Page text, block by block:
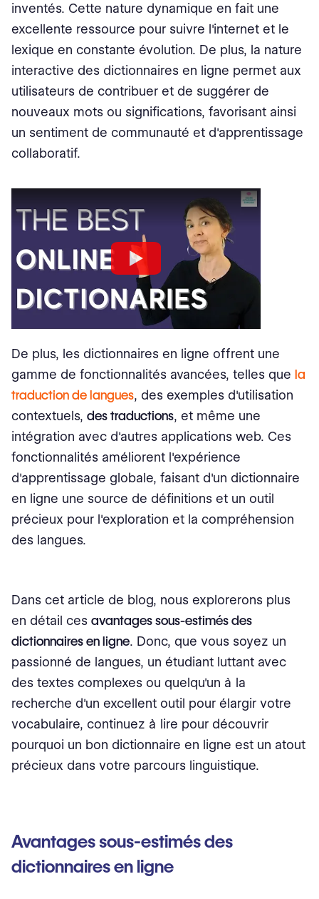
inventés. Cette nature dynamique en fait une
excellente ressource pour suivre l'internet et le
lexique en constante évolution. De plus, la nature
interactive des dictionnaires en ligne permet aux
utilisateurs de contribuer et de suggérer de
nouveaux mots ou significations, favorisant ainsi
un sentiment de communauté et d'apprentissage
collaboratif.
De plus, les dictionnaires en ligne offrent une
gamme de fonctionnalités avancées, telles que la
traduction de langues, des exemples d'utilisation
contextuels, des traductions, et même une
intégration avec d'autres applications web. Ces
fonctionnalités améliorent l'expérience
d'apprentissage globale, faisant d'un dictionnaire
en ligne une source de définitions et un outil
précieux pour l'exploration et la compréhension
des langues.
Dans cet article de blog, nous explorerons plus
en détail ces avantages sous-estimés des
dictionnaires en ligne. Donc, que vous soyez un
passionné de langues, un étudiant luttant avec
des textes complexes ou quelqu'un à la
recherche d'un excellent outil pour élargir votre
vocabulaire, continuez à lire pour découvrir
pourquoi un bon dictionnaire en ligne est un atout
précieux dans votre parcours linguistique.
Avantages sous-estimés des
dictionnaires en ligne